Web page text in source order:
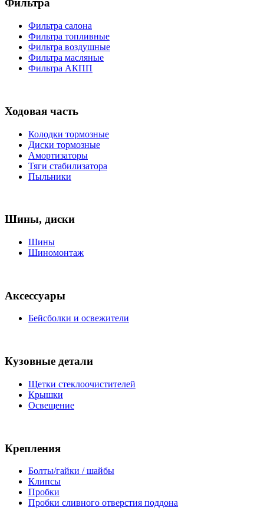
Фильтра
Фильтра салона
Фильтра топливные
Фильтра воздушные
Фильтра масляные
Фильтра АКПП
Ходовая часть
Колодки тормозные
Диски тормозные
Амортизаторы
Тяги стабилизатора
Пыльники
Шины, диски
Шины
Шиномонтаж
Аксессуары
Бейсболки и освежители
Кузовные детали
Щетки стеклоочистителей
Крышки
Освещение
Крепления
Болты/гайки / шайбы
Клипсы
Пробки
Пробки сливного отверстия поддона